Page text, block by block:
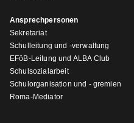
Ansprechpersonen
Sekretariat
Schulleitung und -verwaltung
EFöB-Leitung und ALBA Club
Schulsozialarbeit
Schulorganisation und - gremien
Roma-Mediator